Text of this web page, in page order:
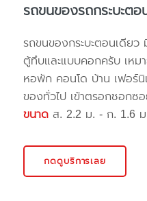
รถขนของรถกระบะตอ
รถขนของกระบะตอนเดียว
ตู้ทึบและแบบคอกครับ เหม
หอพัก คอนโด บ้าน เฟอร์นิ
ของทั่วไป เข้าตรอกซอกซ
ขนาด ส. 2.2 ม. - ก. 1.6
กดดูบริการเลย